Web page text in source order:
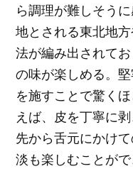
ら調理が難しそう
地とされる東北地
法が編み出されて
の味が楽しめる。
を施すことで驚く
えば、皮を丁寧に
先から舌元にかけ
淡も楽しむことがで